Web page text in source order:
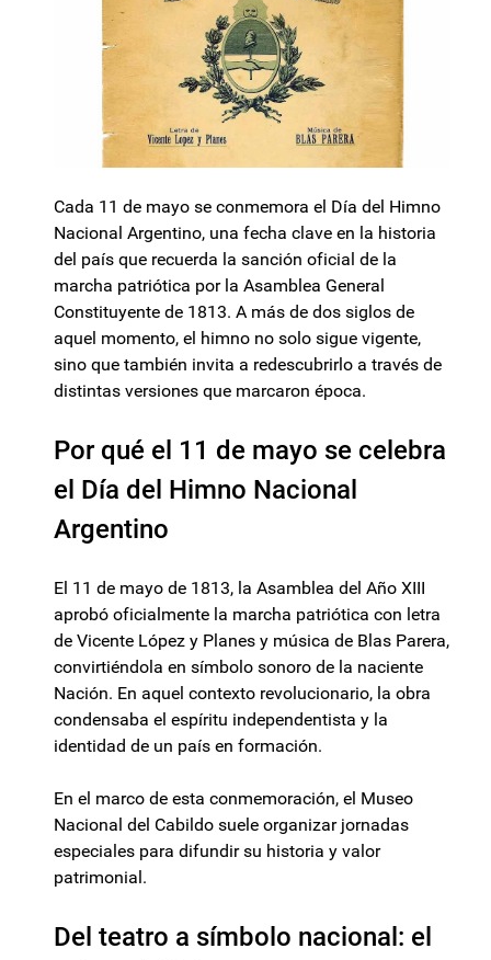
Cada 11 de mayo se conmemora el Día del Himno
Nacional Argentino, una fecha clave en la historia
del país que recuerda la sanción oficial de la
marcha patriótica por la Asamblea General
Constituyente de 1813. A más de dos siglos de
aquel momento, el himno no solo sigue vigente,
sino que también invita a redescubrirlo a través de
distintas versiones que marcaron época.
Por qué el 11 de mayo se celebra
el Día del Himno Nacional
Argentino
El 11 de mayo de 1813, la Asamblea del Año XIII
aprobó oficialmente la marcha patriótica con letra
de Vicente López y Planes y música de Blas Parera,
convirtiéndola en símbolo sonoro de la naciente
Nación. En aquel contexto revolucionario, la obra
condensaba el espíritu independentista y la
identidad de un país en formación.
En el marco de esta conmemoración, el Museo
Nacional del Cabildo suele organizar jornadas
especiales para difundir su historia y valor
patrimonial.
Del teatro a símbolo nacional: el